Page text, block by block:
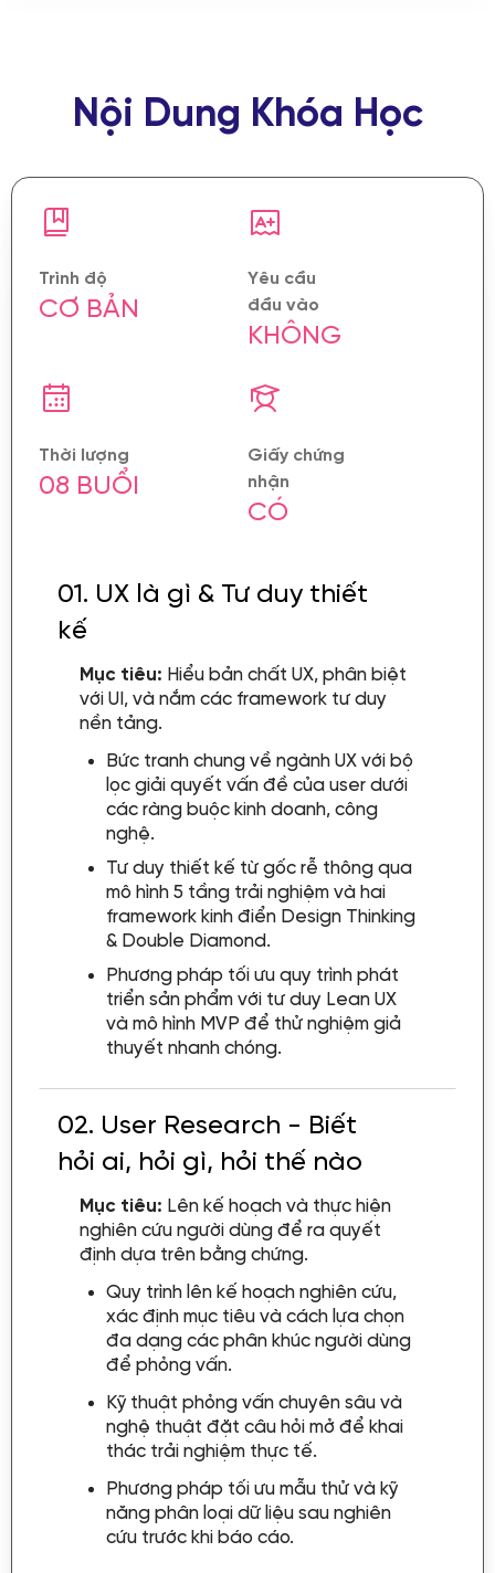
Nội Dung Khóa Học
Trình độ
CƠ BẢN
Yêu cầu
đầu vào
KHÔNG
Thời lượng
08 BUỔI
Giấy chứng
nhận
CÓ
01. UX là gì & Tư duy thiết
kế
Mục tiêu: Hiểu bản chất UX, phân biệt
với UI, và nắm các framework tư duy
nền tảng.
Bức tranh chung về ngành UX với bộ
lọc giải quyết vấn đề của user dưới
các ràng buộc kinh doanh, công
nghệ.
Tư duy thiết kế từ gốc rễ thông qua
mô hình 5 tầng trải nghiệm và hai
framework kinh điển Design Thinking
& Double Diamond.
Phương pháp tối ưu quy trình phát
triển sản phẩm với tư duy Lean UX
và mô hình MVP để thử nghiệm giả
thuyết nhanh chóng.
02. User Research - Biết
hỏi ai, hỏi gì, hỏi thế nào
Mục tiêu: Lên kế hoạch và thực hiện
nghiên cứu người dùng để ra quyết
định dựa trên bằng chứng.
Quy trình lên kế hoạch nghiên cứu,
xác định mục tiêu và cách lựa chọn
đa dạng các phân khúc người dùng
để phỏng vấn.
Kỹ thuật phỏng vấn chuyên sâu và
nghệ thuật đặt câu hỏi mở để khai
thác trải nghiệm thực tế.
Phương pháp tối ưu mẫu thử và kỹ
năng phân loại dữ liệu sau nghiên
cứu trước khi báo cáo.